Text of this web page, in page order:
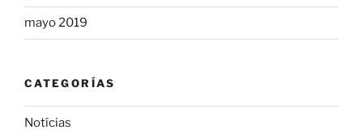
mayo 2019
CATEGORÍAS
Notícias